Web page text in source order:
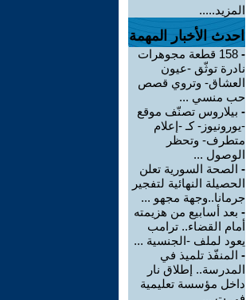
المزيد.....
احدث الأخبار المهمة
-
158 قطعة مجوهرات
نادرة توثّق -عيون
العشاق- وتروي قصص
حب منسي ...
- بيلاروس تصنّف موقع
-يورونيوز- كـ -إعلام
متطرف- وتحظر
الوصول ...
- الصحة السورية تعلن
الحصيلة النهائية لتفجير
جرمانا..وجهة مجهو ...
- بعد أسابيع من هزيمته
أمام القضاء.. ترامب
يعود لملف -الجنسية ...
- المنفّذ تلميذ في
المدرسة.. إطلاق نار
داخل مؤسسة تعليمية